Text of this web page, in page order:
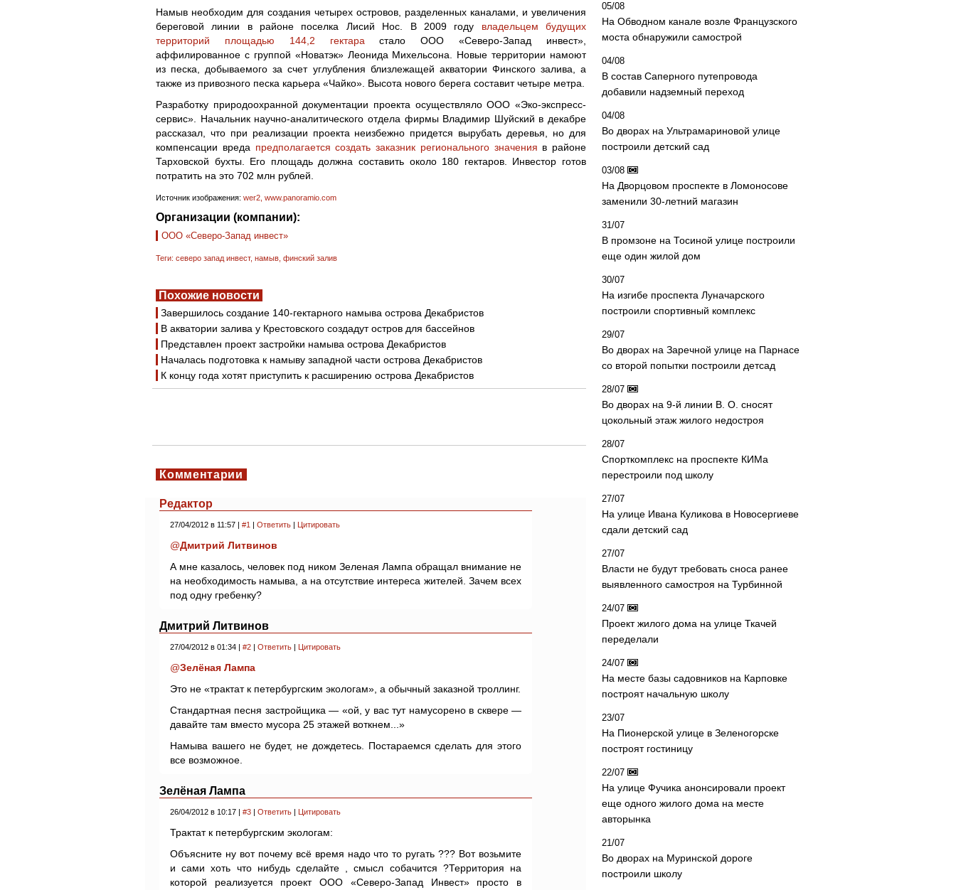
Намыв необходим для создания четырех островов, разделенных каналами, и увеличения
береговой линии в районе поселка Лисий Нос. В 2009 году владельцем будущих
территорий площадью 144,2 гектара стало ООО «Северо-Запад инвест»,
аффилированное с группой «Новатэк» Леонида Михельсона. Новые территории намоют
из песка, добываемого за счет углубления близлежащей акватории Финского залива, а
также из привозного песка карьера «Чайко». Высота нового берега составит четыре метра.
Разработку природоохранной документации проекта осуществляло ООО «Эко-экспресс-
сервис». Начальник научно-аналитического отдела фирмы Владимир Шуйский в декабре
рассказал, что при реализации проекта неизбежно придется вырубать деревья, но для
компенсации вреда предполагается создать заказник регионального значения в районе
Тарховской бухты. Его площадь должна составить около 180 гектаров. Инвестор готов
потратить на это 702 млн рублей.
Источник изображения: wer2, www.panoramio.com
Организации (компании):
ООО «Северо-Запад инвест»
Теги: северо запад инвест, намыв финский залив
Похожие новости
Завершилось создание 140-гектарного намыва острова Декабристов
В акватории залива у Крестовского создадут остров для бассейнов
Представлен проект застройки намыва острова Декабристов
Началась подготовка к намыву западной части острова Декабристов
К концу года хотят приступить к расширению острова Декабристов
Комментарии
Редактор
27/04/2012 в 11:57 | #1 | Ответить | Цитировать
@Дмитрий Литвинов
А мне казалось, человек под ником Зеленая Лампа обращал внимание не
на необходимость намыва, а на отсутствие интереса жителей. Зачем всех
под одну гребенку?
Дмитрий Литвинов
27/04/2012 в 01:34 | #2 | Ответить | Цитировать
@Зелёная Лампа
Это не «трактат к петербургским экологам», а обычный заказной троллинг.
Стандартная песня застройщика — «ой, у вас тут намусорено в сквере —
давайте там вместо мусора 25 этажей воткнем...»
Намыва вашего не будет, не дождетесь. Постараемся сделать для этого
все возможное.
Зелёная Лампа
26/04/2012 в 10:17 | #3 | Ответить | Цитировать
Трактат к петербургским экологам:
Объясните ну вот почему всё время надо что то ругать ??? Вот возьмите
и сами хоть что нибудь сделайте , смысл собачится ?Территория на
которой реализуется проект ООО «Северо-Запад Инвест» просто в
05/08
На Обводном канале возле Французского
моста обнаружили самострой
04/08
В состав Саперного путепровода
добавили надземный переход
04/08
Во дворах на Ультрамариновой улице
построили детский сад
03/08
На Дворцовом проспекте в Ломоносове
заменили 30-летний магазин
31/07
В промзоне на Тосиной улице построили
еще один жилой дом
30/07
На изгибе проспекта Луначарского
построили спортивный комплекс
29/07
Во дворах на Заречной улице на Парнасе
со второй попытки построили детсад
28/07
Во дворах на 9-й линии В. О. сносят
цокольный этаж жилого недостроя
28/07
Спорткомплекс на проспекте КИМа
перестроили под школу
27/07
На улице Ивана Куликова в Новосергиеве
сдали детский сад
27/07
Власти не будут требовать сноса ранее
выявленного самостроя на Турбинной
24/07
Проект жилого дома на улице Ткачей
переделали
24/07
На месте базы садовников на Карповке
построят начальную школу
23/07
На Пионерской улице в Зеленогорске
построят гостиницу
22/07
На улице Фучика анонсировали проект
еще одного жилого дома на месте
авторынка
21/07
Во дворах на Муринской дороге
построили школу